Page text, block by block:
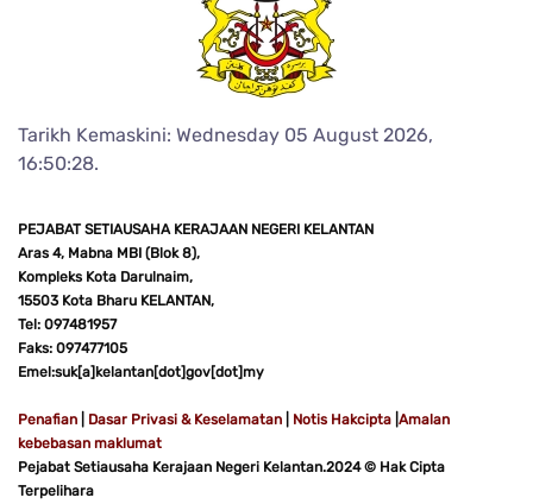
Tarikh Kemaskini: Wednesday 05 August 2026,
16:50:28.
PEJABAT SETIAUSAHA KERAJAAN NEGERI KELANTAN
Aras 4, Mabna MBI (Blok 8),
Kompleks Kota Darulnaim,
15503 Kota Bharu KELANTAN,
Tel: 097481957
Faks: 097477105
Emel:suk[a]kelantan[dot]gov[dot]my
Penafian Dasar Privasi & Keselamatan Notis Hakcipta Amalan
kebebasan maklumat
Pejabat Setiausaha Kerajaan Negeri Kelantan.2024 © Hak Cipta
Terpelihara